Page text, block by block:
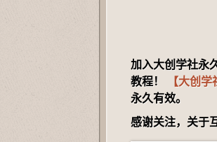
加入大创学社永
教程！
【大创
永久有效。
感谢关注，关于